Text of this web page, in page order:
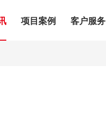
项目案例 客户服务